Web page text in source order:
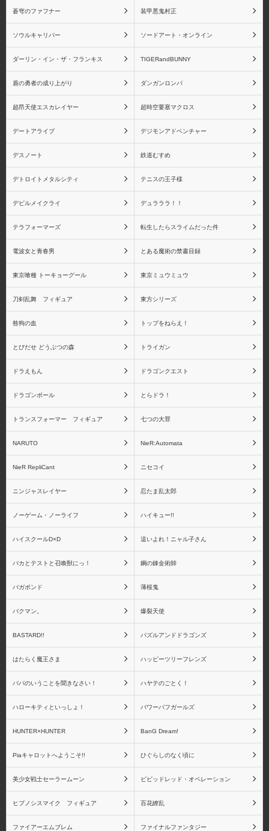
蒼穹のファフナー 装甲悪鬼村正
ソウルキャリバー ソードアート・オンライン
ダーリン・イン・ザ・フランキス TIGERandBUNNY
盾の勇者の成り上がり ダンガンロンパ
超昂天使エスカレイヤー 超時空要塞マクロス
デートアライブ デジモンアドベンチャー
デスノート 鉄道むすめ
デトロイトメタルシティ テニスの王子様
デビルメイクライ デュラララ！！
テラフォーマーズ 転生したらスライムだった件
電波女と青春男 とある魔術の禁書目録
東京喰種 トーキョーグール 東京ミュウミュウ
刀剣乱舞 フィギュア 東方シリーズ
咎狗の血 トップをねらえ！
とびだせ どうぶつの森 トライガン
ドラえもん ドラゴンクエスト
ドラゴンボール とらドラ！
トランスフォーマー フィギュア 七つの大罪
NARUTO NieR:Automata
NieR RepliCant ニセコイ
ニンジャスレイヤー 忍たま乱太郎
ノーゲーム・ノーライフ ハイキュー!!
ハイスクールD×D 這いよれ！ニャル子さん
バカとテストと召喚獣にっ！ 鋼の錬金術師
バガボンド 薄桜鬼
バクマン。 爆裂天使
BASTARD!! パズルアンドドラゴンズ
はたらく魔王さま ハッピーツリーフレンズ
パパのいうことを聞きなさい！ ハヤテのごとく！
ハローキティといっしょ！ パワーパフガールズ
HUNTER×HUNTER BanG Dream!
Piaキャロットへようこそ!! ひぐらしのなく頃に
美少女戦士セーラームーン ビビッドレッド・オペレーション
ヒプノシスマイク フィギュア 百花繚乱
ファイアーエムブレム ファイナルファンタジー